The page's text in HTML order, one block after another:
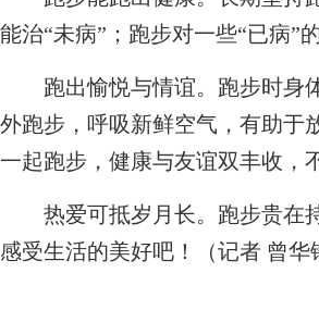
能治“未病”；跑步对一些“已病”
跑出愉悦与情谊。跑步时身体
外跑步，呼吸新鲜空气，有助于
一起跑步，健康与友谊双丰收，
热爱可抵岁月长。跑步贵在持
感受生活的美好吧！（记者 曾华